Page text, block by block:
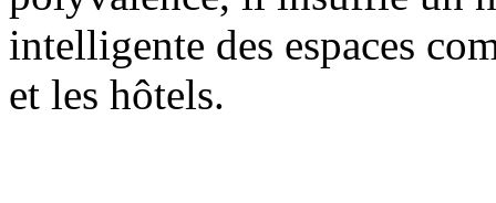
intelligente des espaces
et les hôtels.